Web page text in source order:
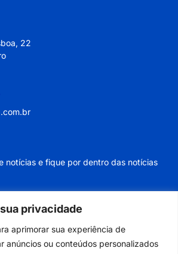
privacidade
aprimorar sua experiência de
anúncios ou conteúdos personalizados
22
notícias e fique por dentro das notícias